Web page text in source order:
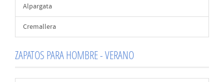
Alpargata
Cremallera
ZAPATOS PARA HOMBRE - VERANO